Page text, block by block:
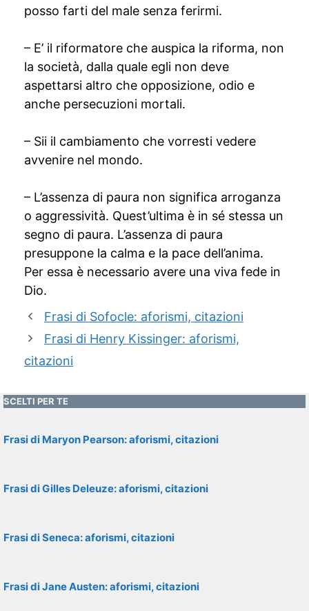
posso farti del male senza ferirmi.
– E’ il riformatore che auspica la riforma, non
la società, dalla quale egli non deve
aspettarsi altro che opposizione, odio e
anche persecuzioni mortali.
– Sii il cambiamento che vorresti vedere
avvenire nel mondo.
– L’assenza di paura non significa arroganza
o aggressività. Quest’ultima è in sé stessa un
segno di paura. L’assenza di paura
presuppone la calma e la pace dell’anima.
Per essa è necessario avere una viva fede in
Dio.
Frasi di Sofocle: aforismi, citazioni
Frasi di Henry Kissinger: aforismi,
citazioni
SCELTI PER TE
Frasi di Maryon Pearson: aforismi, citazioni
Frasi di Gilles Deleuze: aforismi, citazioni
Frasi di Seneca: aforismi, citazioni
Frasi di Jane Austen: aforismi, citazioni